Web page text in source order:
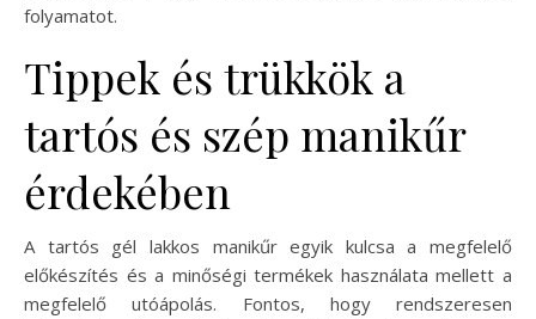
folyamatot.
Tippek és trükkök a
tartós és szép manikűr
érdekében
A tartós gél lakkos manikűr egyik kulcsa a megfelelő
előkészítés és a minőségi termékek használata mellett a
megfelelő utóápolás. Fontos, hogy rendszeresen